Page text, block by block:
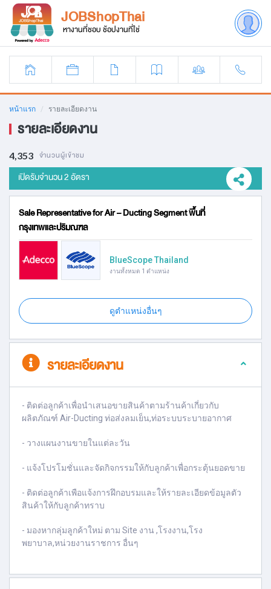
JOBShopThai
หางานที่ชอบ ช้อปงานที่ใช่
หน้าแรก รายละเอียดงาน
รายละเอียดงาน
4,353 จำนวนผู้เข้าชม
เปิดรับจำนวน 2 อัตรา
Sale Representative for Air – Ducting Segment พื้นที่
กรุงเทพและปริมณฑล
BlueScope Thailand
งานทั้งหมด 1 ตำแหน่ง
ดูตำแหน่งอื่นๆ
รายละเอียดงาน
- ติดต่อลูกค้าเพื่อนำเสนอขายสินค้าตามร้านค้าเกี่ยวกับ
ผลิตภัณฑ์ Air-Ducting ท่อส่งลมเย็น,ท่อระบบระบายอากาศ
- วางแผนงานขายในแต่ละวัน
- แจ้งโปรโมชั่นและจัดกิจกรรมให้กับลูกค้าเพื่อกระตุ้นยอดขาย
- ติดต่อลูกค้าเพือแจ้งการฝึกอบรมและให้รายละเอียดข้อมูลตัว
สินค้าให้กับลูกค้าทราบ
- มองหากลุ่มลูกค้าใหม่ ตาม Site งาน ,โรงงาน,โรง
พยาบาล,หน่วยงานราชการ อื่นๆ